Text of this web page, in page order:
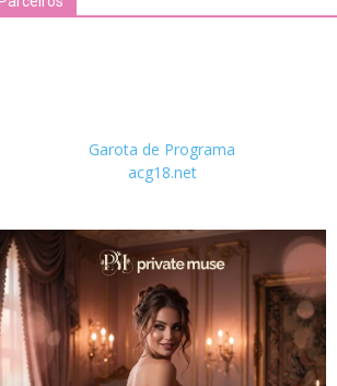
Garota de Programa
acg18.net